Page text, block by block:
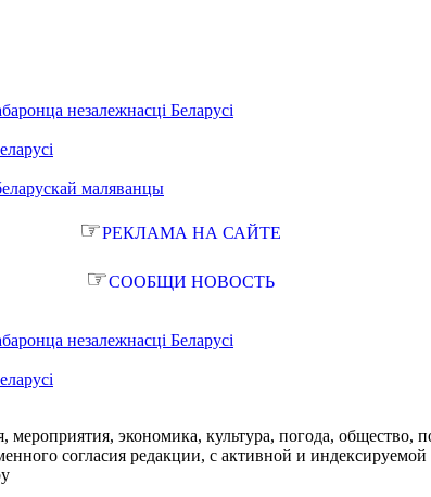
незалежнасці Беларусі
маляванцы
☞РЕКЛАМА НА САЙТЕ
☞СООБЩИ НОВОСТЬ
незалежнасці Беларусі
экономика, культура, погода, общество,
согласия редакции, с активной и